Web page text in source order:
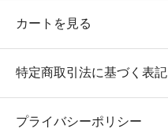
カートを見る
特定商取引法に基づく表記
プライバシーポリシー